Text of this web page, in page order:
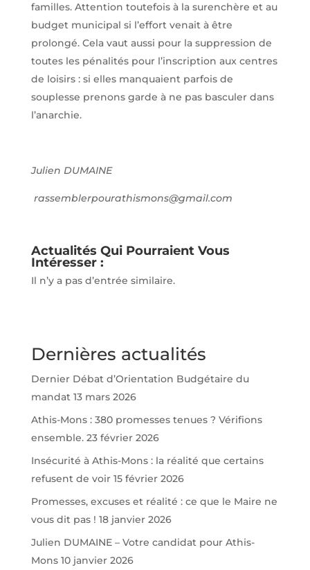
familles. Attention toutefois à la surenchère et au
budget municipal si l’effort venait à être
prolongé. Cela vaut aussi pour la suppression de
toutes les pénalités pour l’inscription aux centres
de loisirs : si elles manquaient parfois de
souplesse prenons garde à ne pas basculer dans
l’anarchie.
Julien DUMAINE
rassemblerpourathismons@gmail.com
Actualités Qui Pourraient Vous
Intéresser :
Il n’y a pas d’entrée similaire.
Dernières actualités
Dernier Débat d’Orientation Budgétaire du
mandat 13 mars 2026
Athis-Mons : 380 promesses tenues ? Vérifions
ensemble. 23 février 2026
Insécurité à Athis-Mons : la réalité que certains
refusent de voir 15 février 2026
Promesses, excuses et réalité : ce que le Maire ne
vous dit pas ! 18 janvier 2026
Julien DUMAINE – Votre candidat pour Athis-
Mons 10 janvier 2026